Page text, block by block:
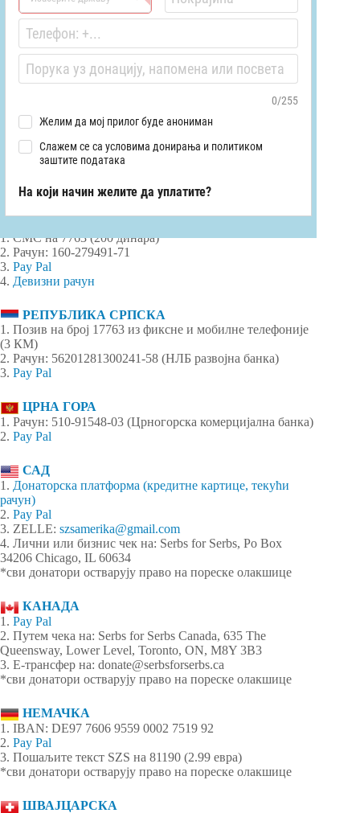
1. СМС на 7763 (200 динара)
2. Рачун: 160-279491-71
3. Pay Pal
4. Девизни рачун
РЕПУБЛИКА СРПСКА
1. Позив на број 17763 из фиксне и мобилне телефоније
(3 КМ)
2. Рачун: 56201281300241-58 (НЛБ развојна банка)
3. Pay Pal
ЦРНА ГОРА
1. Рачун: 510-91548-03 (Црногорска комерцијална банка)
2. Pay Pal
САД
1. Донаторска платформа (кредитне картице, текући
рачун)
2. Pay Pal
3. ZELLE: szsamerika@gmail.com
4. Лични или бизнис чек на: Serbs for Serbs, Po Box
34206 Chicago, IL 60634
*сви донатори остварују право на пореске олакшице
КАНАДА
1. Pay Pal
2. Путем чека на: Serbs for Serbs Canada, 635 The
Queensway, Lower Level, Toronto, ON, M8Y 3B3
3. Е-трансфер на: donate@serbsforserbs.ca
*сви донатори остварују право на пореске олакшице
НЕМАЧКА
1. IBAN: DE97 7606 9559 0002 7519 92
2. Pay Pal
3. Пошаљите текст SZS на 81190 (2.99 евра)
*сви донатори остварују право на пореске олакшице
ШВАЈЦАРСКА